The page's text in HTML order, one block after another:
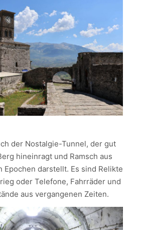
der Nostalgie-Tunnel, der gut
hineinragt und Ramsch aus
Epochen darstellt. Es sind Relikte
oder Telefone, Fahrräder und
aus vergangenen Zeiten.